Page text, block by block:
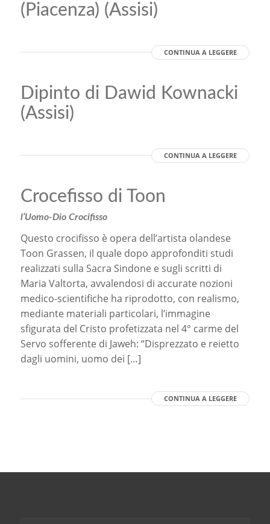
(Piacenza) (Assisi)
CONTINUA A LEGGERE
Dipinto di Dawid Kownacki
(Assisi)
CONTINUA A LEGGERE
Crocefisso di Toon
l’Uomo-Dio Crocifisso
Questo crocifisso è opera dell’artista olandese
Toon Grassen, il quale dopo approfonditi studi
realizzati sulla Sacra Sindone e sugli scritti di
Maria Valtorta, avvalendosi di accurate nozioni
medico-scientifiche ha riprodotto, con realismo,
mediante materiali particolari, l’immagine
sfigurata del Cristo profetizzata nel 4° carme del
Servo sofferente di Jaweh: “Disprezzato e reietto
dagli uomini, uomo dei […]
CONTINUA A LEGGERE